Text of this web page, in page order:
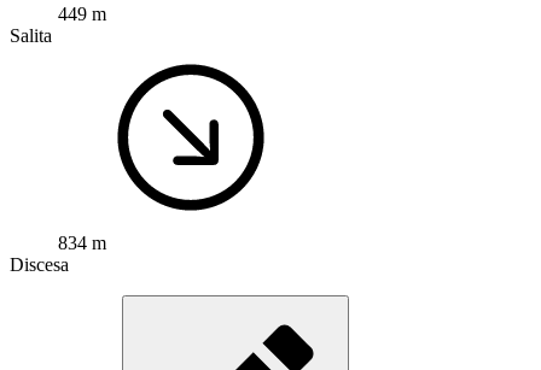
449 m
Salita
834 m
Discesa